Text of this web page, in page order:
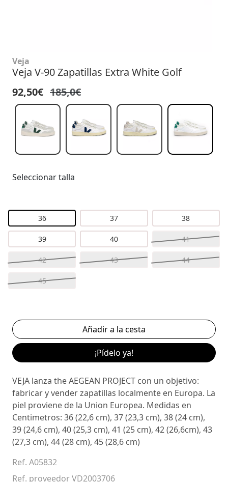
Veja
Veja V-90 Zapatillas Extra White Golf
92,50€ 185,0€
Seleccionar talla
36 37 38
39 40 41
42 43 44
45
¡Pídelo ya!
VEJA lanza the AEGEAN PROJECT con un objetivo:
fabricar y vender zapatillas localmente en Europa. La
piel proviene de la Union Europea. Medidas en
Centimetros: 36 (22,6 cm), 37 (23,3 cm), 38 (24 cm),
39 (24,6 cm), 40 (25,3 cm), 41 (25 cm), 42 (26,6cm), 43
(27,3 cm), 44 (28 cm), 45 (28,6 cm)
Ref. A05832
Ref. proveedor VD2003706